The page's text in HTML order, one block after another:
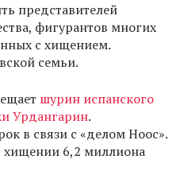
представителей
фигурантов многих
с хищением.
семьи.
шурин испанского
Урдангарин.
в связи с «делом Ноос».
6,2 миллиона